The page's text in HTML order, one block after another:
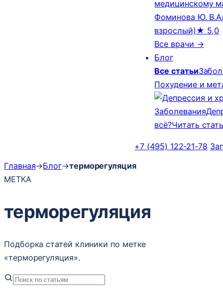
медицинскому
Фоминова Ю. В.
взрослый) ★ 5,0
Все врачи →
Блог
Все статьи
Похудение и
Заболевания
всё?Читать
+7 (495) 122-21-78
Главная→Блог→терморегуляция
МЕТКА
терморегуляция
Подборка статей клиники по метке
«терморегуляция».